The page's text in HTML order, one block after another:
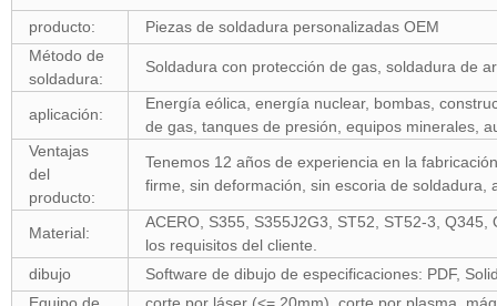
producto:
Piezas de soldadura personalizadas OEM
Método de
soldadura:
Soldadura con protección de gas, soldadura de
aplicación:
Energía eólica, energía nuclear, bombas,
de gas, tanques de presión, equipos minerales,
Ventajas
del
producto:
Tenemos 12 años de experiencia en la
firme, sin deformación, sin escoria de
Material:
ACERO, S355, S355J2G3, ST52, ST52-3,
los requisitos del cliente.
dibujo
Software de dibujo de especificaciones: PDF,